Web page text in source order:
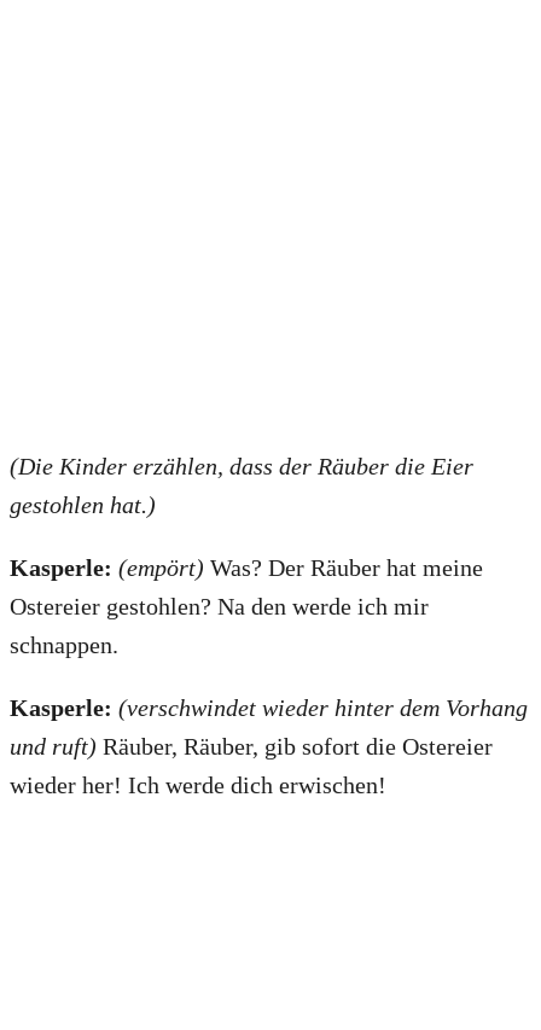
(Die Kinder erzählen, dass der Räuber die Eier
gestohlen hat.)
Kasperle: (empört) Was? Der Räuber hat meine
Ostereier gestohlen? Na den werde ich mir
schnappen.
Kasperle: (verschwindet wieder hinter dem Vorhang
und ruft) Räuber, Räuber, gib sofort die Ostereier
wieder her! Ich werde dich erwischen!